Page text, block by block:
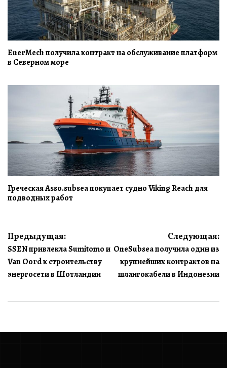
EnerMech получила контракт на обслуживание платформ
в Северном море
Греческая Asso.subsea покупает судно Viking Reach для
подводных работ
Навигация
по
записям
Предыдущая:
SSEN привлекла Sumitomo и
Van Oord к строительству
энергосети в Шотландии
Следующая:
OneSubsea получила один из
крупнейших контрактов на
шлангокабели в Индонезии